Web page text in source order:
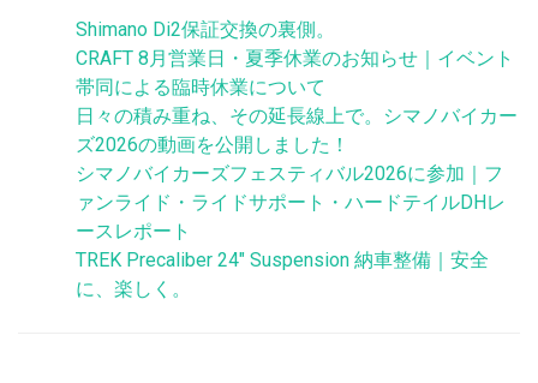
Shimano Di2保証交換の裏側。
CRAFT 8月営業日・夏季休業のお知らせ｜イベント
帯同による臨時休業について
日々の積み重ね、その延長線上で。シマノバイカー
ズ2026の動画を公開しました！
シマノバイカーズフェスティバル2026に参加｜フ
ァンライド・ライドサポート・ハードテイルDHレ
ースレポート
TREK Precaliber 24″ Suspension 納車整備｜安全
に、楽しく。